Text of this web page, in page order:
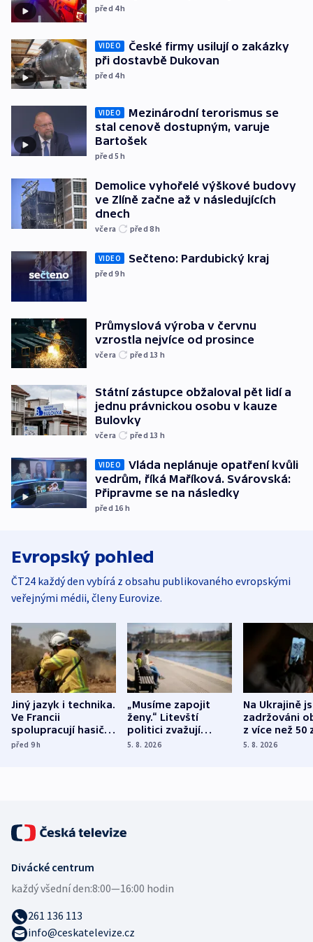
před 4h
VIDEO
České firmy usilují o zakázky
při dostavbě Dukovan
před 4h
VIDEO
Mezinárodní terorismus se
stal cenově dostupným, varuje
Bartošek
před 5h
Demolice vyhořelé výškové budovy
ve Zlíně začne až v následujících
dnech
včera před 8h
VIDEO Sečteno: Pardubický kraj
před 9h
Průmyslová výroba v červnu
vzrostla nejvíce od prosince
včera před 13 h
Státní zástupce obžaloval pět lidí a
jednu právnickou osobu v kauze
Bulovky
včera před 13 h
VIDEO
Vláda neplánuje opatření kvůli
vedrům, říká Maříková. Svárovská:
Připravme se na následky
před 16 h
Evropský pohled
ČT24 každý den vybírá z obsahu publikovaného evropskými
veřejnými médii, členy Eurovize.
Jiný jazyk i technika.
Ve Francii
spolupracují hasiči z
různých zemí
před 9h
„Musíme zapojit
ženy.“ Litevští
politici zvažují
dohodu o
5. 8. 2026
Na Ukrajině
zadržováni
z více než 50
Bojovali na
5. 8. 2026
Divácké centrum
každý všední den:8:00—16:00 hodin
261 136 113
info@ceskatelevize.cz